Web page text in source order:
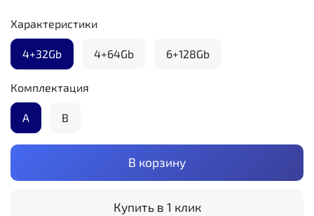
В корзину
Купить в 1 клик
Характеристики
4+32Gb 4+64Gb 6+128Gb
Комплектация
А B